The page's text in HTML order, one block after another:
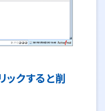
ックすると削